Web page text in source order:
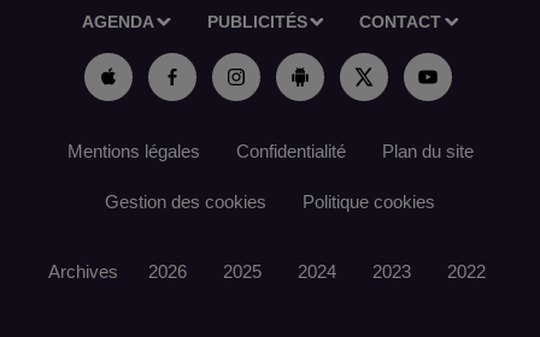
AGENDA PUBLICITÉS CONTACT
Mentions légales Confidentialité Plan du site
Gestion des cookies Politique cookies
Archives 2026 2025 2024 2023 2022